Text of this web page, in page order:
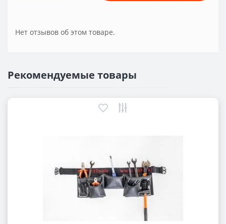
Нет отзывов об этом товаре.
Рекомендуемые товары